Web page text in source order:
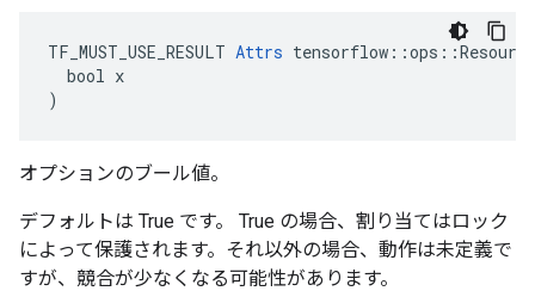
TF_MUST_USE_RESULT Attrs
  bool x
)
オプションのブール値。
デフォルトは True です。 True の場合、割り当てはロック
によって保護されます。それ以外の場合、動作は未定義で
すが、競合が少なくなる可能性があります。